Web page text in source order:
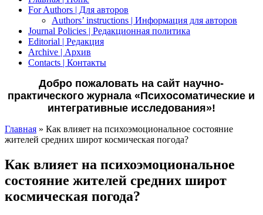
For Authors | Для авторов
Authors’ instructions | Информация для авторов
Journal Policies | Редакционная политика
Editorial | Редакция
Archive | Архив
Сontacts | Контакты
Добро пожаловать на сайт научно-
практического журнала «Психосоматические и
интегративные исследования»!
Вы здесь
Главная » Как влияет на психоэмоциональное состояние
жителей средних широт космическая погода?
Как влияет на психоэмоциональное
состояние жителей средних широт
космическая погода?